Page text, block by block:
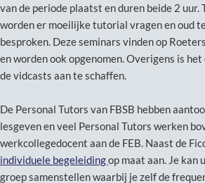
van de periode plaatst en duren beide 2 uur.
worden er moeilijke tutorial vragen en oud
besproken. Deze seminars vinden op
en worden ook opgenomen. Overigens is
de vidcasts aan te schaffen.
De Personal Tutors van FBSB hebben
lesgeven en veel Personal Tutors werken
werkcollegedocent aan de FEB. Naast de
individuele begeleidingop maat aan. Je kan
groep samenstellen waarbij je zelf de